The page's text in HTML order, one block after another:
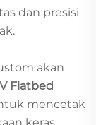
dan presisi
akan
Flatbed
mencetak
keras